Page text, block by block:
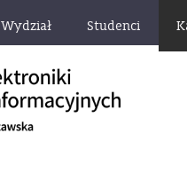
Wydział Studenci